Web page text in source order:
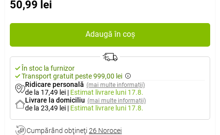
50,99 lei
Adaugă în coș
În stoc la furnizor
Transport gratuit peste 999,00 lei
Ridicare personală (mai multe informații)
de la 17,49 lei | Estimat livrare luni 17.8.
Livrare la domiciliu (mai multe informații)
de la 23,49 lei | Estimat livrare luni 17.8.
Cumpărând obţineţi 26 Norocei